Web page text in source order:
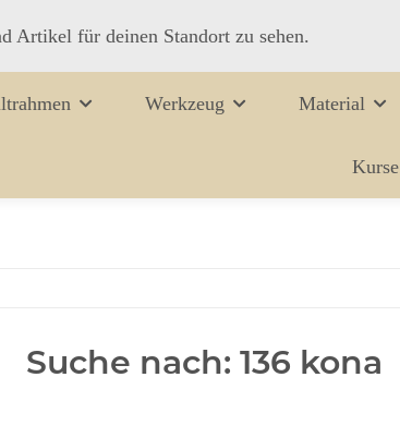
Artikel für deinen Standort zu sehen.
Werkzeug Material
Kurse
Suche nach: 136 kona